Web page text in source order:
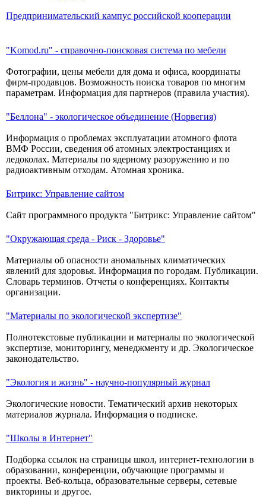
Предпринимательский кампус российской кооперации
"Komod.ru" - справочно-поисковая система по мебели
Фотографии, цены мебели для дома и офиса, координаты
фирм-продавцов. Возможность поиска товаров по многим
параметрам. Информация для партнеров (правила участия).
"Беллона" - экологическое объединение (Норвегия)
Информация о проблемах эксплуатации атомного флота
ВМФ России, сведения об атомных электростанциях и
ледоколах. Материалы по ядерному разоружению и по
радиоактивным отходам. Атомная хроника.
Битрикс: Управление сайтом
Сайт программного продукта "Битрикс: Управление сайтом"
"Окружающая среда - Риск - Здоровье"
Материалы об опасности аномальных климатических
явлений для здоровья. Информация по городам. Публикации.
Словарь терминов. Отчеты о конференциях. Контакты
организации.
"Материалы по экологической экспертизе"
Полнотекстовые публикации и материалы по экологической
экспертизе, мониторингу, менеджменту и др. Экологическое
законодательство.
"Экология и жизнь" - научно-популярный журнал
Экологические новости. Тематический архив некоторых
материалов журнала. Информация о подписке.
"Школы в Интернет"
Подборка ссылок на страницы школ, интернет-технологии в
образовании, конференции, обучающие программы и
проекты. Веб-кольца, образовательные серверы, сетевые
викторины и другое.